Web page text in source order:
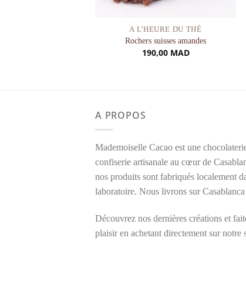
A L'HEURE DU THÉ
Rochers suisses amandes
190,00 MAD
A PROPOS
Mademoiselle Cacao est une
confiserie artisanale au cœur de
nos produits sont fabriqués localement
laboratoire. Nous livrons sur Casablanca
Découvrez nos dernières créations et
plaisir en achetant directement sur notre